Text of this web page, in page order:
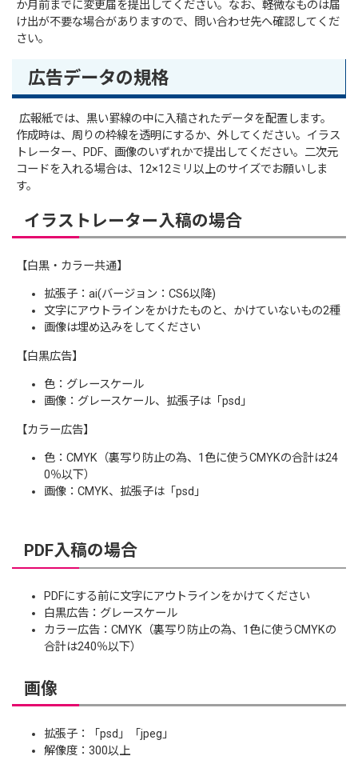
か月前までに変更届を提出してください。なお、軽微なものは届
け出が不要な場合がありますので、問い合わせ先へ確認してくだ
さい。
広告データの規格
広報紙では、黒い罫線の中に入稿されたデータを配置します。
作成時は、周りの枠線を透明にするか、外してください。イラス
トレーター、PDF、画像のいずれかで提出してください。二次元
コードを入れる場合は、12×12ミリ以上のサイズでお願いしま
す。
イラストレーター入稿の場合
【白黒・カラー共通】
拡張子：ai(バージョン：CS6以降)
文字にアウトラインをかけたものと、かけていないもの2種
画像は埋め込みをしてください
【白黒広告】
色：グレースケール
画像：グレースケール、拡張子は「psd」
【カラー広告】
色：CMYK（裏写り防止の為、1色に使うCMYKの合計は24
0％以下）
画像：CMYK、拡張子は「psd」
PDF入稿の場合
PDFにする前に文字にアウトラインをかけてください
白黒広告：グレースケール
カラー広告：CMYK（裏写り防止の為、1色に使うCMYKの
合計は240％以下）
画像
拡張子：「psd」「jpeg」
解像度：300以上